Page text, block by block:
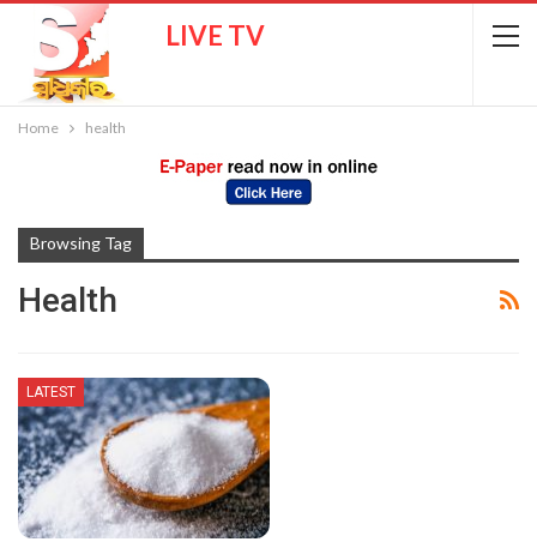
LIVE TV
Home health
Browsing Tag
Health
LATEST